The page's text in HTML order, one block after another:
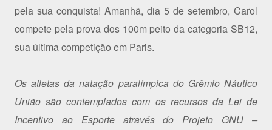
pela sua conquista! Amanhã, dia 5 de setembro, Carol
compete pela prova dos 100m peito da categoria SB12,
sua última competição em Paris.
Os atletas da natação paralímpica do Grêmio Náutico
União são contemplados com os recursos da Lei de
Incentivo ao Esporte através do Projeto GNU –